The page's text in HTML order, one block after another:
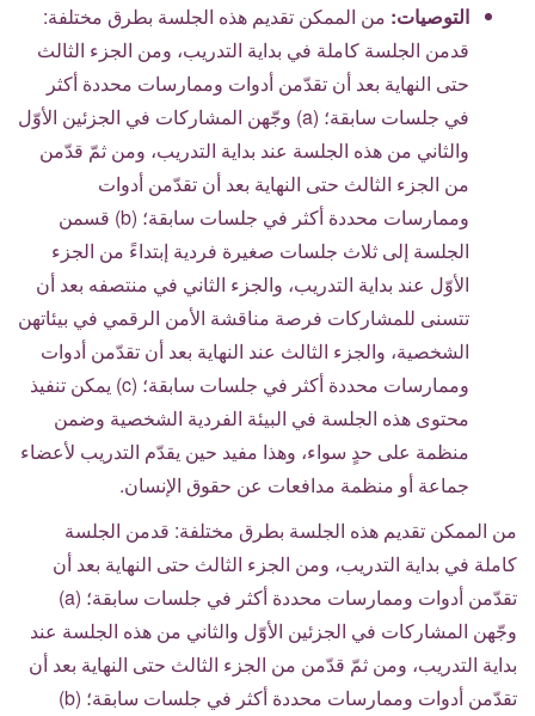
التوصيات: من الممكن تقديم هذه الجلسة بطرق مختلفة:
قدمن الجلسة كاملة في بداية التدريب، ومن الجزء الثالث
حتى النهاية بعد أن تقدّمن أدوات وممارسات محددة أكثر
في جلسات سابقة؛ (a) وجّهن المشاركات في الجزئين الأوّل
والثاني من هذه الجلسة عند بداية التدريب، ومن ثمّ قدّمن
من الجزء الثالث حتى النهاية بعد أن تقدّمن أدوات
وممارسات محددة أكثر في جلسات سابقة؛ (b) قسمن
الجلسة إلى ثلاث جلسات صغيرة فردية إبتداءً من الجزء
الأوّل عند بداية التدريب، والجزء الثاني في منتصفه بعد أن
تتسنى للمشاركات فرصة مناقشة الأمن الرقمي في بيئاتهن
الشخصية، والجزء الثالث عند النهاية بعد أن تقدّمن أدوات
وممارسات محددة أكثر في جلسات سابقة؛ (c) يمكن تنفيذ
محتوى هذه الجلسة في البيئة الفردية الشخصية وضمن
منظمة على حدٍ سواء، وهذا مفيد حين يقدّم التدريب لأعضاء
جماعة أو منظمة مدافعات عن حقوق الإنسان.
من الممكن تقديم هذه الجلسة بطرق مختلفة: قدمن الجلسة
كاملة في بداية التدريب، ومن الجزء الثالث حتى النهاية بعد أن
تقدّمن أدوات وممارسات محددة أكثر في جلسات سابقة؛ (a)
وجّهن المشاركات في الجزئين الأوّل والثاني من هذه الجلسة عند
بداية التدريب، ومن ثمّ قدّمن من الجزء الثالث حتى النهاية بعد أن
تقدّمن أدوات وممارسات محددة أكثر في جلسات سابقة؛ (b)